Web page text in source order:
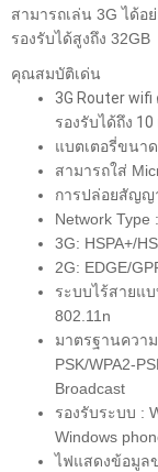
สามารถเล่น 3Gได้อ
รองรับได้สูงถึง 32GB
คุณสมบัติเด่น
3G Router
รองรับได้ถึง
แบตเตอรี่ขนา
สามารถใส่
การปล่อยสัญญ
Network Type
3G: HSPA+/
2G: EDGE/
ระบบไร้สายแบ
802.11n
มาตรฐานควา
PSK/WPA2-
Broadcast
รองรับระบบ :
Windows
ไฟแสดงข้อมูล